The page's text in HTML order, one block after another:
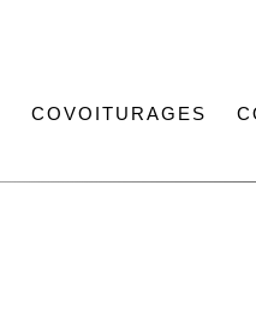
COVOITURAGES